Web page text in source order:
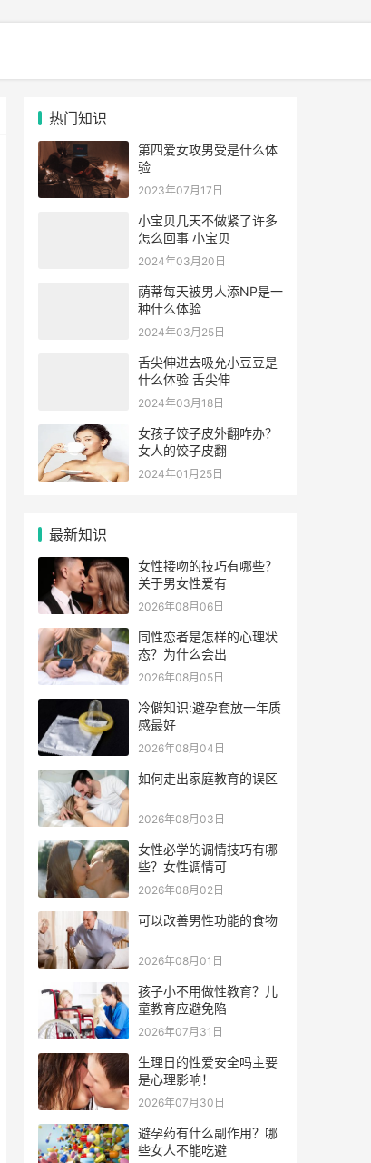
热门知识
第四爱女攻男受是什么体
验
2023年07月17日
小宝贝几天不做紧了许多
怎么回事 小宝贝
2024年03月20日
荫蒂每天被男人添NP是一
种什么体验
2024年03月25日
舌尖伸进去吸允小豆豆是
什么体验 舌尖伸
2024年03月18日
女孩子饺子皮外翻咋办？
女人的饺子皮翻
2024年01月25日
最新知识
女性接吻的技巧有哪些？
关于男女性爱有
2026年08月06日
同性恋者是怎样的心理状
态？为什么会出
2026年08月05日
冷僻知识:避孕套放一年质
感最好
2026年08月04日
如何走出家庭教育的误区
2026年08月03日
女性必学的调情技巧有哪
些？女性调情可
2026年08月02日
可以改善男性功能的食物
2026年08月01日
孩子小不用做性教育？儿
童教育应避免陷
2026年07月31日
生理日的性爱安全吗主要
是心理影响！
2026年07月30日
避孕药有什么副作用？哪
些女人不能吃避